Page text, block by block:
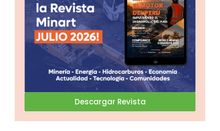
Descargar Revista